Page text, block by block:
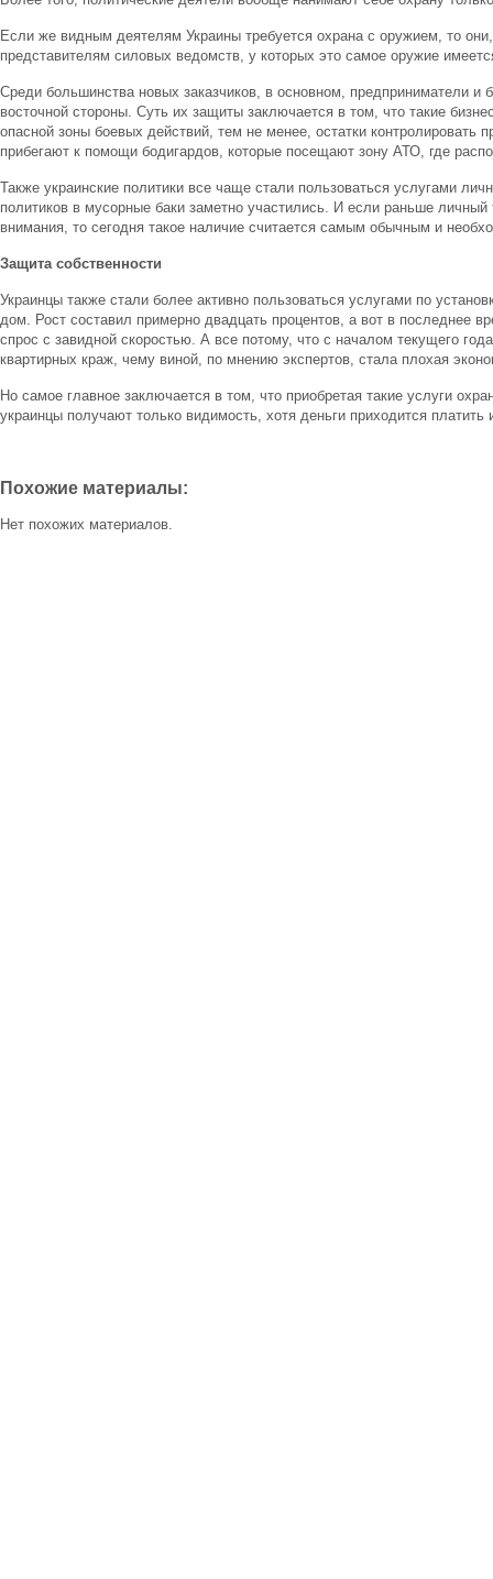
Если же видным деятелям Украины требуется охрана с оружием, то
представителям силовых ведомств, у которых это самое оружие
Среди большинства новых заказчиков, в основном, предприниматели
восточной стороны. Суть их защиты заключается в том, что такие
опасной зоны боевых действий, тем не менее, остатки контролировать
прибегают к помощи бодигардов, которые посещают зону АТО, где
Также украинские политики все чаще стали пользоваться услугами
политиков в мусорные баки заметно участились. И если раньше личный
внимания, то сегодня такое наличие считается самым обычным и
Защита собственности
Украинцы также стали более активно пользоваться услугами по
дом. Рост составил примерно двадцать процентов, а вот в последнее
спрос с завидной скоростью. А все потому, что с началом текущего
квартирных краж, чему виной, по мнению экспертов, стала плохая
Но самое главное заключается в том, что приобретая такие услуги
украинцы получают только видимость, хотя деньги приходится платить
Похожие материалы:
Нет похожих материалов.